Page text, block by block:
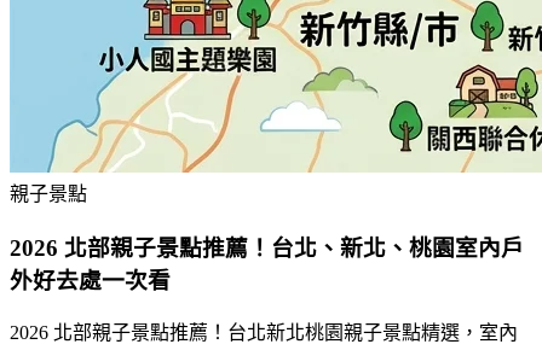
親子景點
2026 北部親子景點推薦！台北、新北、桃園室內戶
外好去處一次看
2026 北部親子景點推薦！台北新北桃園親子景點精選，室內